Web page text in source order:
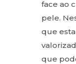
face ao
pele.
que
que